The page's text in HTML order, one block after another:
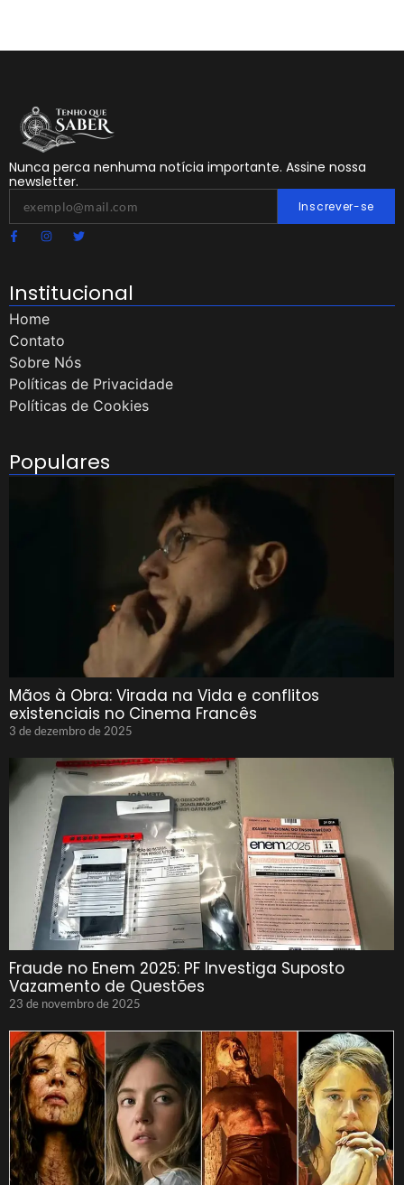
Nunca perca nenhuma notícia importante. Assine nossa
newsletter.
Inscrever-se
Institucional
Home
Contato
Sobre Nós
Políticas de Privacidade
Políticas de Cookies
Populares
Mãos à Obra: Virada na Vida e conflitos
existenciais no Cinema Francês
3 de dezembro de 2025
Fraude no Enem 2025: PF Investiga Suposto
Vazamento de Questões
23 de novembro de 2025